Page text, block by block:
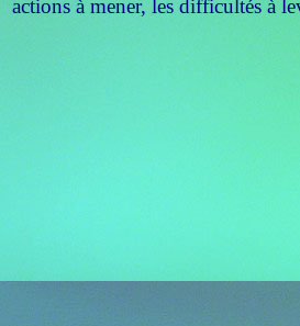
actions à mener, les difficultés à